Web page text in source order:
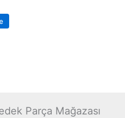
Parça Mağazası